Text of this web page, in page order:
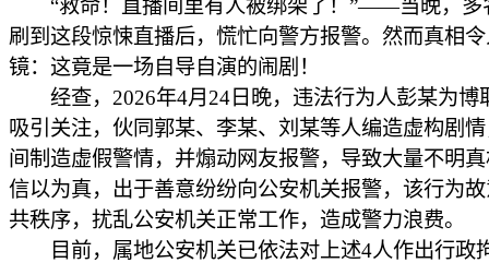
“救命！直播间里有人被绑架了！”——当晚，多
刷到这段惊悚直播后，慌忙向警方报警。然而真相
镜：这竟是一场自导自演的闹剧！
经查，2026年4月24日晚，违法行为人彭某为博
吸引关注，伙同郭某、李某、刘某等人编造虚构剧
间制造虚假警情，并煽动网友报警，导致大量不明
信以为真，出于善意纷纷向公安机关报警，该行为
共秩序，扰乱公安机关正常工作，造成警力浪费。
目前，属地公安机关已依法对上述4人作出行政